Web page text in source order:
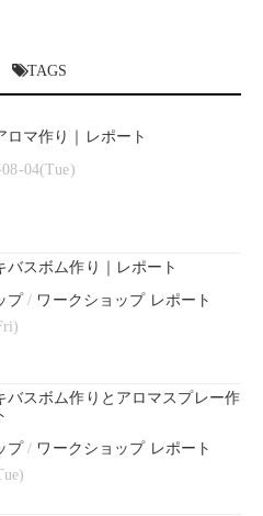
TAGS
ロマ作り｜レポート
04(Tue)
バスボム作り｜レポート
プ/ ワークショップ レポート
バスボム作りとアロマスプレー作
プ/ ワークショップ レポート